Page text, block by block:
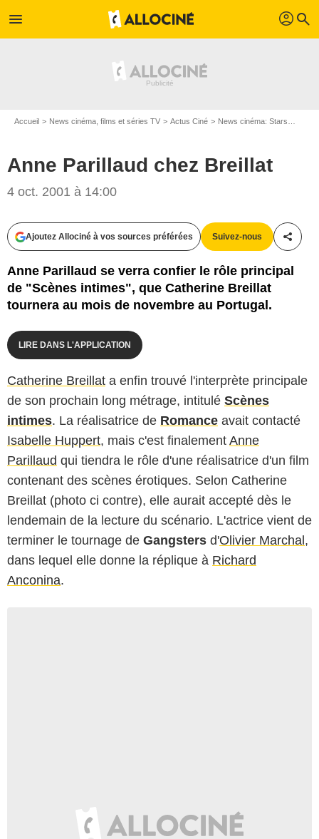
menu profil search
Accueil News cinéma, films et séries TV Actus Ciné News cinéma: Stars
Anne Parillaud chez Breillat
4 oct. 2001 à 14:00
Ajoutez Allociné à vos sources préférées Suivez-nous
Anne Parillaud se verra confier le rôle principal
de "Scènes intimes", que Catherine Breillat
tournera au mois de novembre au Portugal.
LIRE DANS L'APPLICATION
Catherine Breillat a enfin trouvé l'interprète principale
de son prochain long métrage, intitulé Scènes
intimes. La réalisatrice de Romance avait contacté
Isabelle Huppert, mais c'est finalement Anne
Parillaud qui tiendra le rôle d'une réalisatrice d'un film
contenant des scènes érotiques. Selon Catherine
Breillat (photo ci contre), elle aurait accepté dès le
lendemain de la lecture du scénario. L'actrice vient de
terminer le tournage de Gangsters d'Olivier Marchal,
dans lequel elle donne la réplique à Richard
Anconina.